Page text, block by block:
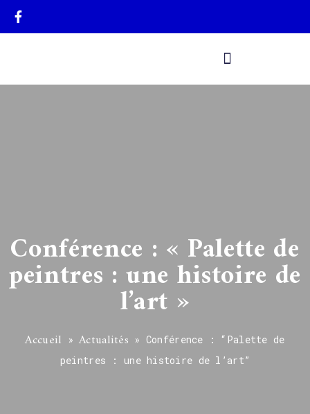
Conférence : « Palette de
peintres : une histoire de
l’art »
Accueil » Actualités » Conférence : “Palette de
peintres : une histoire de l’art”